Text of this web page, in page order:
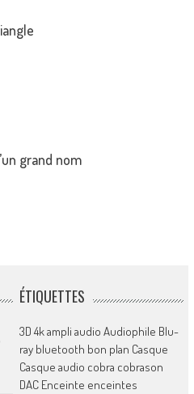
grand nom
ÉTIQUETTES
3D 4kampli audio Audiophile Blu-
ray bluetooth bon plan Casque
Casque audio cobra cobrason
DAC Enceinte enceintes